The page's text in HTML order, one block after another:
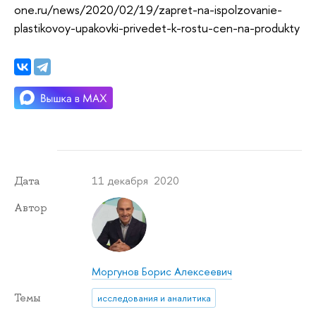
one.ru/news/2020/02/19/zapret-na-ispolzovanie-
plastikovoy-upakovki-privedet-k-rostu-cen-na-produkty
Дата 11 декабря 2020
Автор
Моргунов Борис Алексеевич
Темы исследования и аналитика